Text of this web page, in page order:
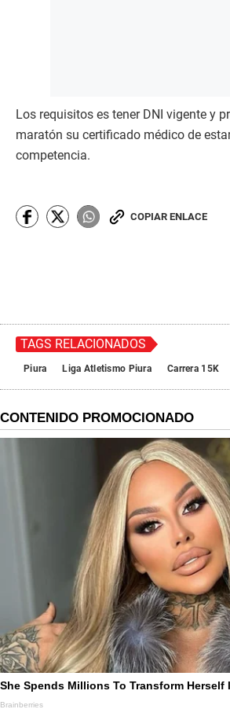
Los requisitos es tener DNI vigente y
maratón su certificado médico de
competencia.
COPIAR ENLACE
TAGS RELACIONADOS
Piura Liga Atletismo Piura Carrera 15K